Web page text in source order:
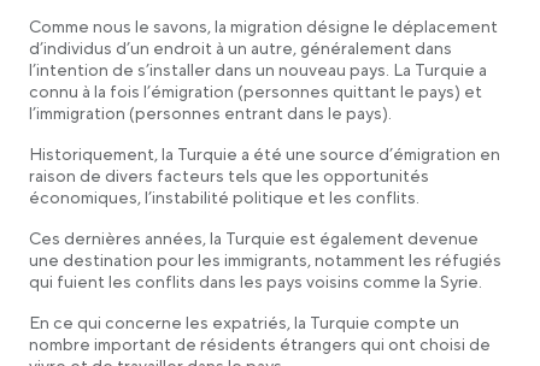
Comme nous le savons, la migration désigne le déplacement
d’individus d’un endroit à un autre, généralement dans
l’intention de s’installer dans un nouveau pays. La Turquie a
connu à la fois l’émigration (personnes quittant le pays) et
l’immigration (personnes entrant dans le pays).
Historiquement, la Turquie a été une source d’émigration en
raison de divers facteurs tels que les opportunités
économiques, l’instabilité politique et les conflits.
Ces dernières années, la Turquie est également devenue
une destination pour les immigrants, notamment les réfugiés
qui fuient les conflits dans les pays voisins comme la Syrie.
En ce qui concerne les expatriés, la Turquie compte un
nombre important de résidents étrangers qui ont choisi de